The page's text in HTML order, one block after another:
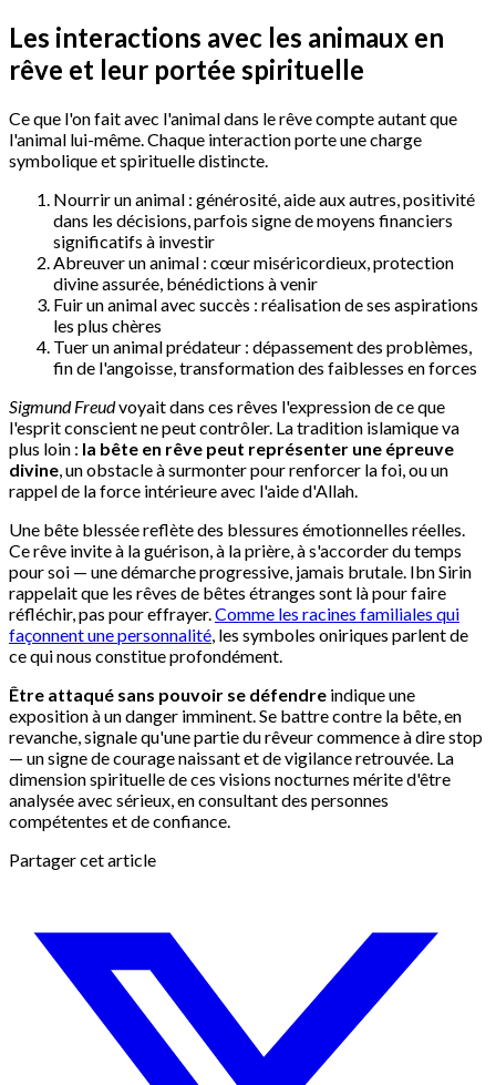
Les interactions avec les animaux en
rêve et leur portée spirituelle
Ce que l'on fait avec l'animal dans le rêve compte autant que
l'animal lui-même. Chaque interaction porte une charge
symbolique et spirituelle distincte.
Nourrir un animal : générosité, aide aux autres, positivité
dans les décisions, parfois signe de moyens financiers
significatifs à investir
Abreuver un animal : cœur miséricordieux, protection
divine assurée, bénédictions à venir
Fuir un animal avec succès : réalisation de ses aspirations
les plus chères
Tuer un animal prédateur : dépassement des problèmes,
fin de l'angoisse, transformation des faiblesses en forces
Sigmund Freudvoyait dans ces rêves l'expression de ce que
l'esprit conscient ne peut contrôler. La tradition islamique va
plus loin : la bête en rêve peut représenter une épreuve
divine, un obstacle à surmonter pour renforcer la foi, ou un
rappel de la force intérieure avec l'aide d'Allah.
Une bête blessée reflète des blessures émotionnelles réelles.
Ce rêve invite à la guérison, à la prière, à s'accorder du temps
pour soi — une démarche progressive, jamais brutale. Ibn Sirin
rappelait que les rêves de bêtes étranges sont là pour faire
réfléchir, pas pour effrayer.Comme les racines familiales qui
façonnent une personnalité, les symboles oniriques parlent de
ce qui nous constitue profondément.
Être attaqué sans pouvoir se défendre indique une
exposition à un danger imminent. Se battre contre la bête, en
revanche, signale qu'une partie du rêveur commence à dire stop
— un signe de courage naissant et de vigilance retrouvée. La
dimension spirituelle de ces visions nocturnes mérite d'être
analysée avec sérieux, en consultant des personnes
compétentes et de confiance.
Partager cet article